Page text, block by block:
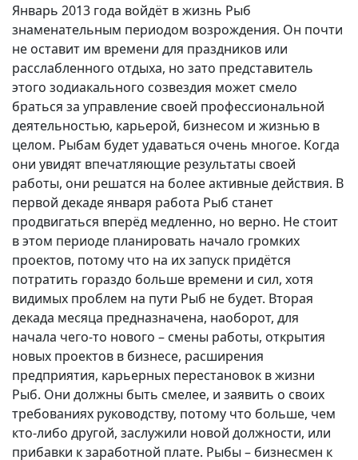
Январь 2013 года войдёт в жизнь Рыб
знаменательным периодом возрождения. Он почти
не оставит им времени для праздников или
расслабленного отдыха, но зато представитель
этого зодиакального созвездия может смело
браться за управление своей профессиональной
деятельностью, карьерой, бизнесом и жизнью в
целом. Рыбам будет удаваться очень многое. Когда
они увидят впечатляющие результаты своей
работы, они решатся на более активные действия. В
первой декаде января работа Рыб станет
продвигаться вперёд медленно, но верно. Не стоит
в этом периоде планировать начало громких
проектов, потому что на их запуск придётся
потратить гораздо больше времени и сил, хотя
видимых проблем на пути Рыб не будет. Вторая
декада месяца предназначена, наоборот, для
начала чего-то нового – смены работы, открытия
новых проектов в бизнесе, расширения
предприятия, карьерных перестановок в жизни
Рыб. Они должны быть смелее, и заявить о своих
требованиях руководству, потому что больше, чем
кто-либо другой, заслужили новой должности, или
прибавки к заработной плате. Рыбы – бизнесмен к